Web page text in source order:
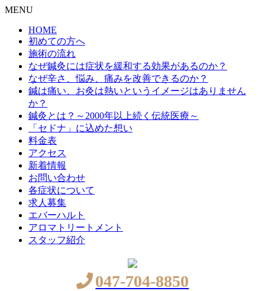
MENU
HOME
初めての方へ
施術の流れ
なぜ鍼灸には症状を緩和する効果があるのか？
なぜ辛さ、悩み、痛みを改善できるのか？
鍼は痛い、お灸は熱いというイメージはありません
か？
鍼灸とは？～2000年以上続く伝統医療～
「セドナ」に込めた想い
料金表
アクセス
新着情報
お問い合わせ
各症状について
求人募集
エバーハルト
アロマトリートメント
スタッフ紹介
047-704-8850